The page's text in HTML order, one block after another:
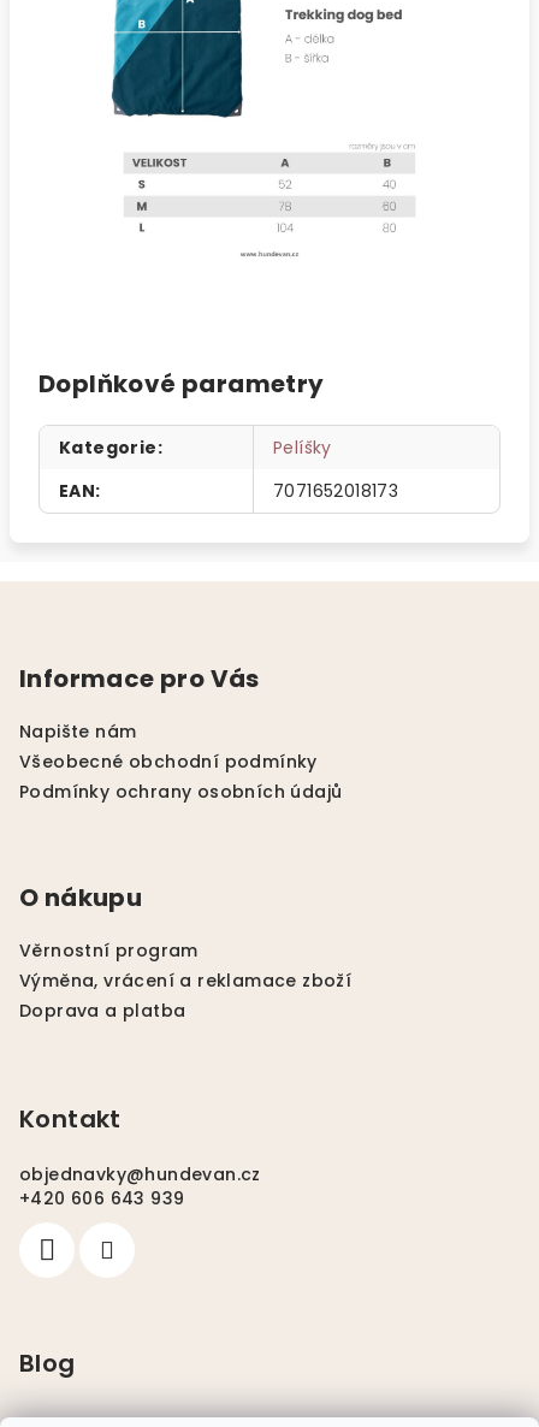
Doplňkové parametry
Kategorie:
Pelíšky
EAN: 7071652018173
Informace pro Vás
Napište nám
Všeobecné obchodní podmínky
Podmínky ochrany osobních údajů
O nákupu
Věrnostní program
Výměna, vrácení a reklamace zboží
Doprava a platba
Kontakt
objednavky@hundevan.cz
+420 606 643 939
Blog